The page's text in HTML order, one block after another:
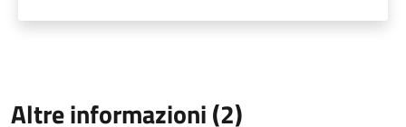
Altre informazioni (2)